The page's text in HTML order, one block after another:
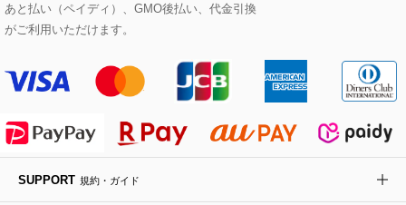
Maison de CINQ
MK MICHEL KLEIN BAG
HIROKO KOSHINO
セットアップワンピース
ステンカラーコート
ライダースジャケット
デニムジャケット
ダウンジャケット・コート
ヘアアクセサリー
ハンカチ・バンダナ
手袋
チャーム・ストラップ
ブローチ・コサージュ
ボストンバッグ
バックパック・リュック
ボディバッグ・メッセンジャーバッグ
トラベルバッグ
スニーカー
フラットシューズ
ローファー
ドレスシューズ
ローズ
カサブランカ・カラー
ラナンキュラス
ポプリアレンジ＆フレグランス
あと払い（ペイディ）、GMO後払い、代金引換
がご利用いただけます。
SUPPORT 規約・ガイド